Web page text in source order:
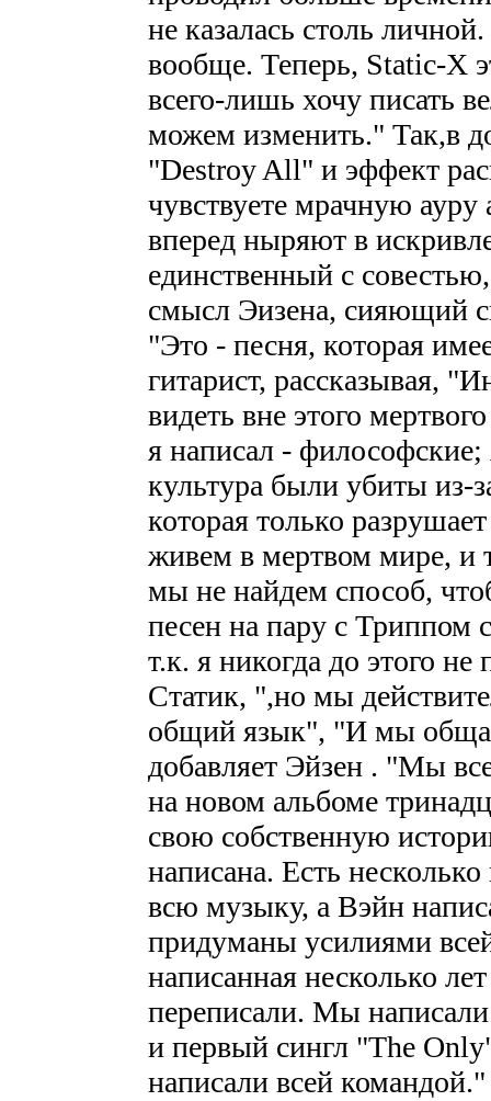
не казалась столь
вообще. Теперь, Static-X
всего-лишь хочу писать
можем изменить." Так,в
"Destroy All" и эффект
чувствуете мрачную
вперед ныряют в
единственный с
смысл Эизена, сияющий
"Это - песня, которая
гитарист, рассказывая,
видеть вне этого
я написал -
культура были убиты из-
которая только
живем в мертвом мире, и
мы не найдем способ,
песен на пару с Триппом
т.к. я никогда до этого
Статик, ",но мы
общий язык", "И мы
добавляет Эйзен . "Мы
на новом альбоме
свою собственную
написана. Есть
всю музыку, а Вэйн
придуманы усилиями
написанная несколько
переписали. Мы написали
и первый сингл "The
написали всей командой."